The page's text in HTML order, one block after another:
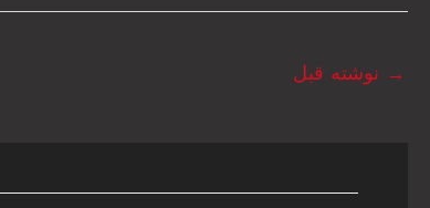
→ نوشته قبل